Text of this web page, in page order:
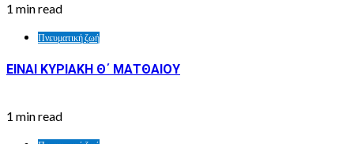
1 min read
Πνευματική ζωή
ΕΙΝΑΙ ΚΥΡΙΑΚΗ Θ΄ ΜΑΤΘΑΙΟΥ
1 min read